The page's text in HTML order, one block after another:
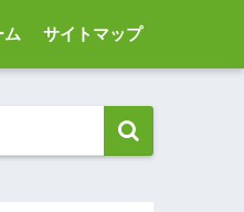
ム サイトマップ